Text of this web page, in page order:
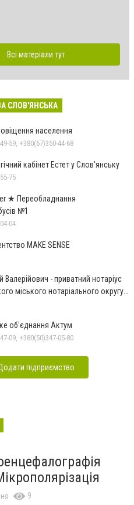
Всі матеріали тут
СЛОВ'ЯНСЬКА
населення
59, +380(67)350-44-68
кабінет Естет у Слов'янську
75
★ Переобладнання
№1
04
MAKE SENSE
Валерійович - приватний нотаріус
міського нотаріального округу
об'єднання Актум
09, +380(50)347-05-80
підприємство
9